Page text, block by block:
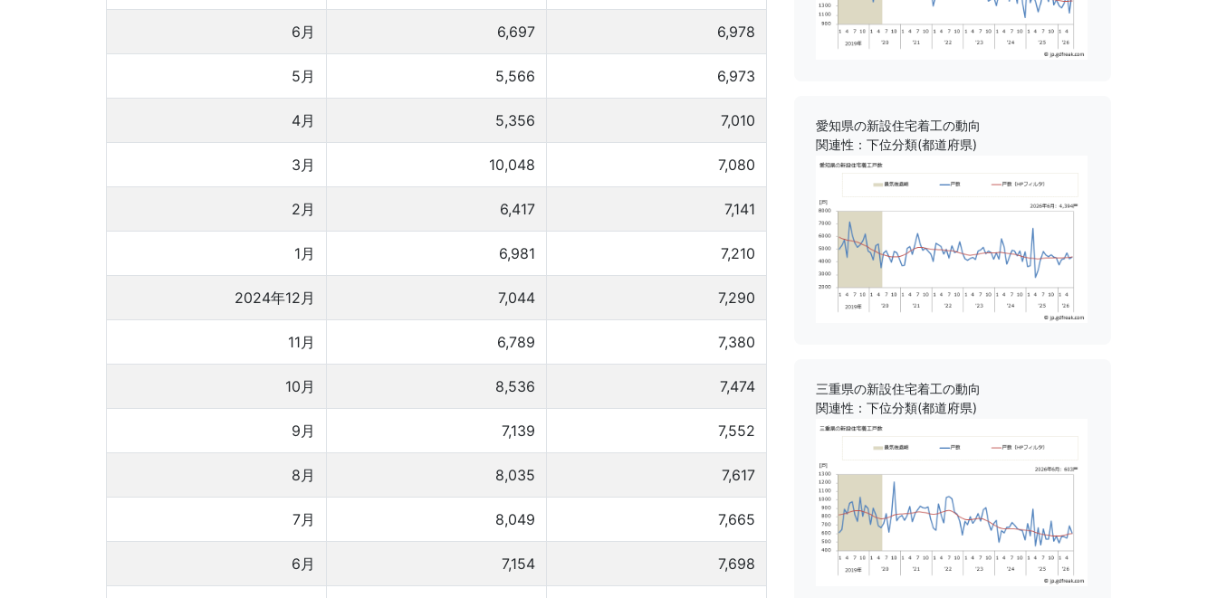
6月 6,697 6,978
5月 5,566 6,973
4月 5,356 7,010
3月 10,048 7,080
2月 6,417 7,141
1月 6,981 7,210
2024年12月 7,044 7,290
11月 6,789 7,380
10月 8,536 7,474
9月 7,139 7,552
8月 8,035 7,617
7月 8,049 7,665
6月 7,154 7,698
愛知県の新設住宅着工の動向
関連性：下位分類(都道府県)
三重県の新設住宅着工の動向
関連性：下位分類(都道府県)